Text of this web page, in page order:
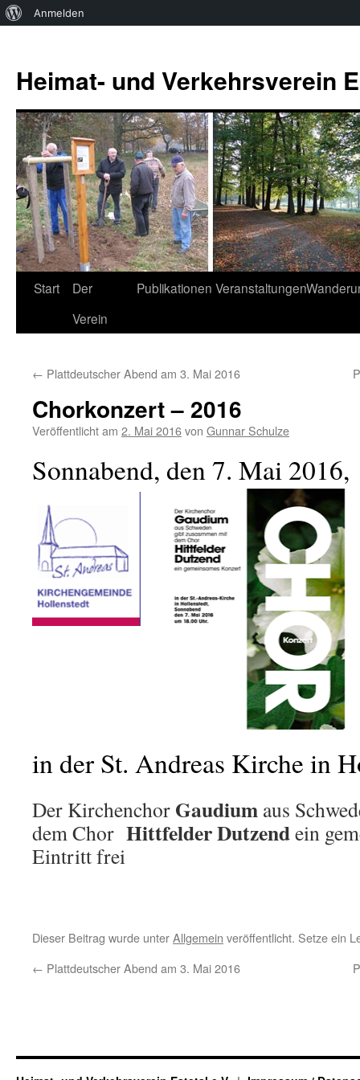
Über
Anmelden
springen
Heimat- und Verkehrsverein
Start
Der
Verein
Publikationen Veranstaltungen
← Plattdeutscher Abend am 3. Mai 2016
Chorkonzert – 2016
Veröffentlicht am 2. Mai 2016von Gunnar Schulze
Sonnabend, den 7. Mai
in der St. Andreas Kirche in
Der Kirchenchor Gaudium aus
dem Chor Hittfelder Dutzendein
Eintritt frei
Dieser Beitrag wurde unterAllgemein veröffentlicht. Setze ein
← Plattdeutscher Abend am 3. Mai 2016